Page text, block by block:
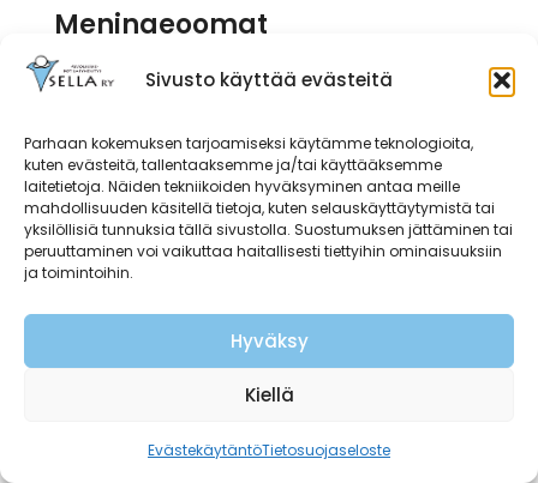
Sivusto käyttää evästeitä
Parhaan kokemuksen tarjoamiseksi käytämme teknologioita,
kuten evästeitä, tallentaaksemme ja/tai käyttääksemme
laitetietoja. Näiden tekniikoiden hyväksyminen antaa meille
mahdollisuuden käsitellä tietoja, kuten selauskäyttäytymistä tai
yksilöllisiä tunnuksia tällä sivustolla. Suostumuksen jättäminen tai
peruuttaminen voi vaikuttaa haitallisesti tiettyihin ominaisuuksiin
ja toimintoihin.
Hyväksy
Kiellä
EvästekäytäntöTietosuojaseloste
Meningeoomat
”Meningeoomista 6-10% sijaitsee sellan
syy suprasellaarisiin kasvaimiin. Hyvin harvoin ne
sijaitsevat sellansisäisesti.”1)
Oireet: ”Ensioireet ovat näön muutokset ja
päänsärky, mutta ne voivat myös aiheuttaa
: ”Ne tehostuvat voimakkaasti
Hoito: ”Meningeoomat hoidetaan kirurgisesti,